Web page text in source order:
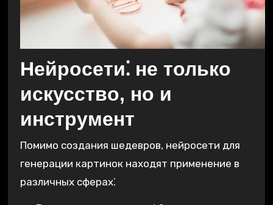
Нейросети⁚ не только
искусство, но и
инструмент
Помимо создания шедевров, нейросети для
генерации картинок находят применение в
различных сферах⁚